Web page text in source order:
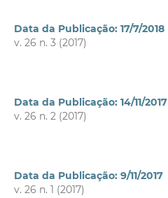
Data da Publicação: 17/7/2018
v. 26 n. 3 (2017)
Data da Publicação: 14/11/2017
v. 26 n. 2 (2017)
Data da Publicação: 9/11/2017
v. 26 n. 1 (2017)